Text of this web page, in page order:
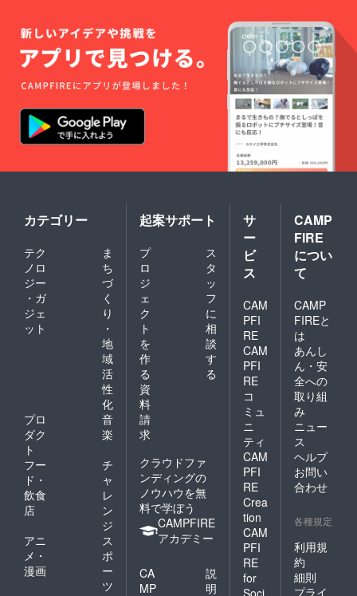
カテゴリー
テク
ノロ
ジー
・ガ
ジェ
ット
ま
ち
づ
く
り
・
地
域
活
性
化
プロ
ダク
ト
音
楽
フー
ド・
飲食
店
チ
ャ
レ
ン
ジ
アニ
メ・
漫画
ス
ポ
ー
ツ
起案サポート
プ
ロ
ジ
ェ
ク
ト
を
作
る
ス
タ
ッ
フ
に
相
談
す
る
資
料
請
求
クラウドファ
ンディングの
ノウハウを無
料で学ぼう
CAMPFIRE
アカデミー
CA
MP
説
明
サ
ー
ビ
ス
CAM
PFI
RE
CAM
PFI
RE
コ
ミュ
ニ
ティ
CAM
PFI
RE
Crea
tion
CAM
PFI
RE
for
CAMP
FIRE
につい
て
CAMP
FIREと
は
あんし
ん・安
全への
取り組
み
ニュー
ス
ヘルプ
お問い
合わせ
各種規定
利用規
約
細則
プライ